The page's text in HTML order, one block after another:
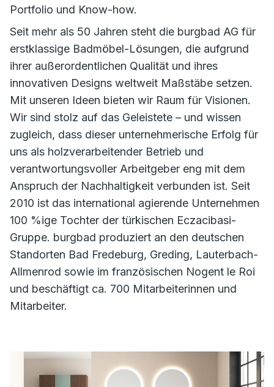
Portfolio und Know-how.
Seit mehr als 50 Jahren steht die burgbad AG für
erstklassige Badmöbel-Lösungen, die aufgrund
ihrer außerordentlichen Qualität und ihres
innovativen Designs weltweit Maßstäbe setzen.
Mit unseren Ideen bieten wir Raum für Visionen.
Wir sind stolz auf das Geleistete – und wissen
zugleich, dass dieser unternehmerische Erfolg für
uns als holzverarbeitender Betrieb und
verantwortungsvoller Arbeitgeber eng mit dem
Anspruch der Nachhaltigkeit verbunden ist. Seit
2010 ist das international agierende Unternehmen
100 %ige Tochter der türkischen Eczacibasi-
Gruppe. burgbad produziert an den deutschen
Standorten Bad Fredeburg, Greding, Lauterbach-
Allmenrod sowie im französischen Nogent le Roi
und beschäftigt ca. 700 Mitarbeiterinnen und
Mitarbeiter.